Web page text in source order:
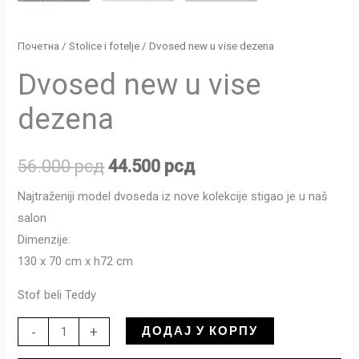
Почетна /Stolice i fotelje / Dvosed new u vise dezena
Dvosed new u vise
dezena
56.000рсд 44.500 рсд
Najtraženiji model dvoseda iz nove kolekcije stigao je u naš
salon
Dimenzije:
130 x 70 cm x h72 cm
Stof beli Teddy
- + ДОДАЈ У КОРПУ